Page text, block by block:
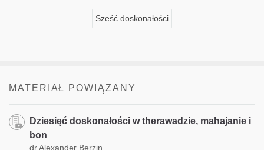
Sześć doskonałości
MATERIAŁ POWIĄZANY
Dziesięć doskonałości w therawadzie, mahajanie i
bon
dr Alexander Berzin